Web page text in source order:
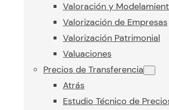
Valoración y
Valorización de Empresas
Valorización Patrimonial
Valuaciones
Precios de Transferencia
Atrás
Estudio Técnico de